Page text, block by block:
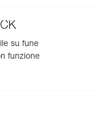
su fune
funzione